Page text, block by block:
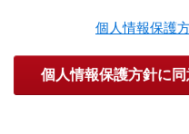
個人情報保護
個人情報保護方針に